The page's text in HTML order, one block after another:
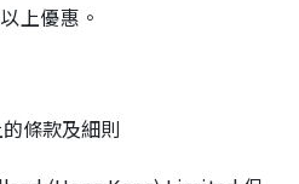
上優惠。
條款及細則